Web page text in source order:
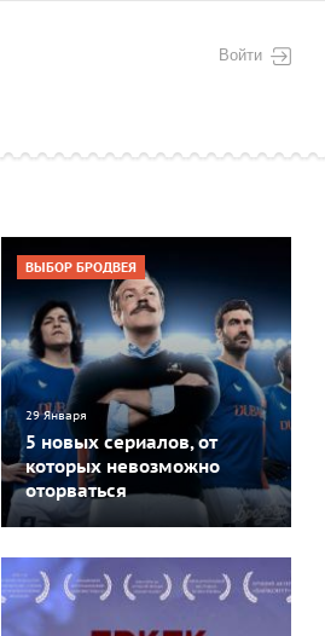
Войти
ВЫБОР БРОДВЕЯ
29 Января
5 новых сериалов, от
которых невозможно
оторваться